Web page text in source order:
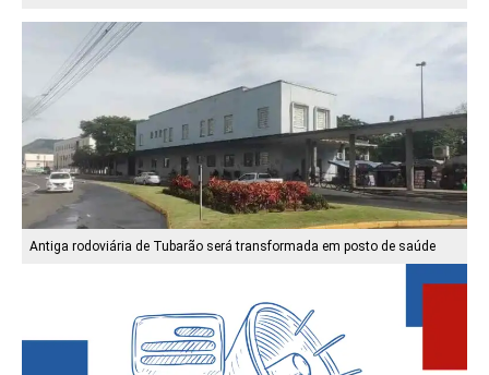
Antiga rodoviária de Tubarão será transformada em posto de saúde